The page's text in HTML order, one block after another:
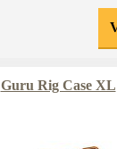
Guru Rig Case XL